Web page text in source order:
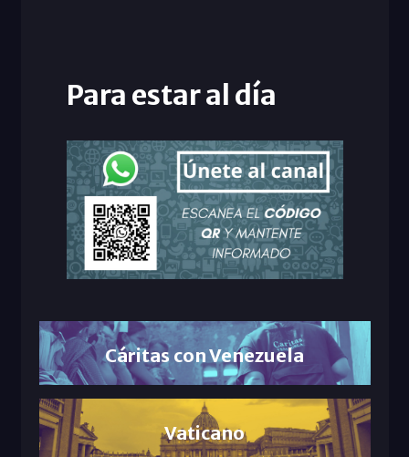
Para estar al día
Cáritas con Venezuela
Vaticano